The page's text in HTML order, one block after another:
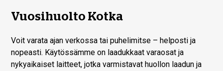
Vuosihuolto Kotka
Voit varata ajan verkossa tai puhelimitse – helposti ja
nopeasti. Käytössämme on laadukkaat varaosat ja
nykyaikaiset laitteet, jotka varmistavat huollon laadun ja